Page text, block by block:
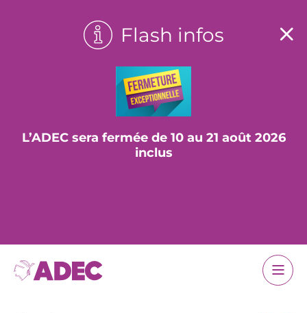
Flash infos
L’ADEC sera fermée de 10 au 21 août 2026
inclus